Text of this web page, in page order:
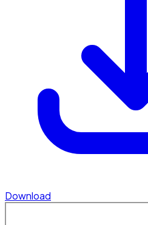
Download